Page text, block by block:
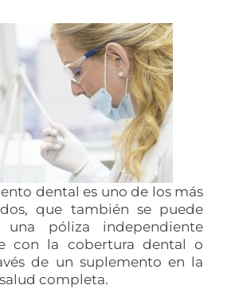
dental es uno de los más
que también se puede
una póliza independiente
con la cobertura dental o
de un suplemento en la
completa.